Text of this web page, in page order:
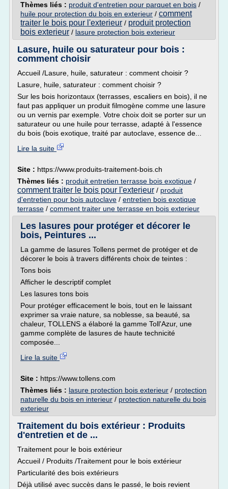
Thèmes liés : produit d'entretien pour parquet en bois /
huile pour protection du bois en exterieur / comment
traiter le bois pour l'exterieur / produit protection
bois exterieur / lasure protection bois exterieur
Lasure, huile ou saturateur pour bois :
comment choisir
Accueil /Lasure, huile, saturateur : comment choisir ?
Lasure, huile, saturateur : comment choisir ?
Sur les bois horizontaux (terrasses, escaliers en bois), il ne
faut pas appliquer un produit filmogène comme une lasure
ou un vernis par exemple. Votre choix doit se porter sur un
saturateur ou une huile pour terrasse, adapté à l'essence
du bois (bois exotique, traité par autoclave, essence de...
Lire la suite
Site : https://www.produits-traitement-bois.ch
Thèmes liés : produit entretien terrasse bois exotique /
comment traiter le bois pour l'exterieur / produit
d'entretien pour bois autoclave / entretien bois exotique
terrasse / comment traiter une terrasse en bois exterieur
Les lasures pour protéger et décorer le
bois, Peintures ...
La gamme de lasures Tollens permet de protéger et de
décorer le bois à travers différents choix de teintes :
Tons bois
Afficher le descriptif complet
Les lasures tons bois
Pour protéger efficacement le bois, tout en le laissant
exprimer sa vraie nature, sa noblesse, sa beauté, sa
chaleur, TOLLENS a élaboré la gamme Toll'Azur, une
gamme complète de lasures de haute technicité
composée...
Lire la suite
Site : https://www.tollens.com
Thèmes liés : lasure protection bois exterieur / protection
naturelle du bois en interieur / protection naturelle du bois
exterieur
Traitement du bois extérieur : Produits
d'entretien et de ...
Traitement pour le bois extérieur
Accueil / Produits /Traitement pour le bois extérieur
Particularité des bois extérieurs
Déjà utilisé avec succès dans le passé, le bois revient